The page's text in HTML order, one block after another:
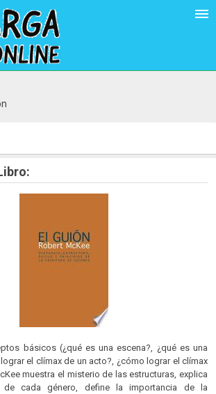
básicos (¿qué es una escena?, ¿qué es una
el clímax de un acto?, ¿cómo lograr el clímax
muestra el misterio de las estructuras, explica
de cada género, define la importancia de la